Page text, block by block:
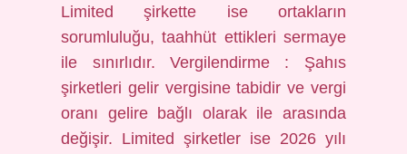
Limited şirkette ise ortakların
sorumluluğu, taahhüt ettikleri sermaye
ile sınırlıdır. Vergilendirme : Şahıs
şirketleri gelir vergisine tabidir ve vergi
oranı gelire bağlı olarak ile arasında
değişir. Limited şirketler ise 2026 yılı